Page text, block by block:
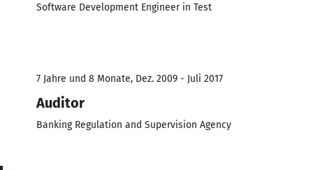
Software Development Engineer in Test
7 Jahre und 8 Monate, Dez. 2009 - Juli 2017
Auditor
Banking Regulation and Supervision Agency